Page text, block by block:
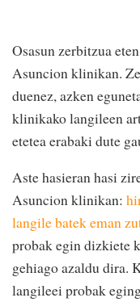
Osasun zerbitzua
Asuncion klinikan.
duenez, azken
klinikako langileen
etetea erabaki dute
Aste hasieran hasi
Asuncion klinikan:
langile batek eman
probak egin dizkiete
gehiago azaldu dira.
langileei probak